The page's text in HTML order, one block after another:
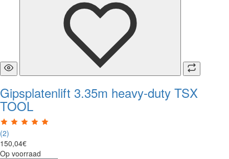
Gipsplatenlift 3.35m heavy-duty TSX
TOOL
(2)
150,04€
Op voorraad